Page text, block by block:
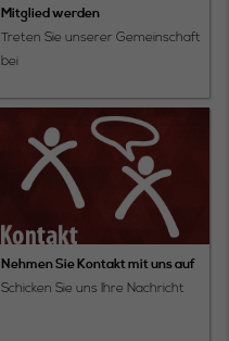
Mitglied werden
Treten Sie unserer Gemeinschaft
bei
Nehmen Sie Kontakt mit uns auf
Schicken Sie uns Ihre Nachricht